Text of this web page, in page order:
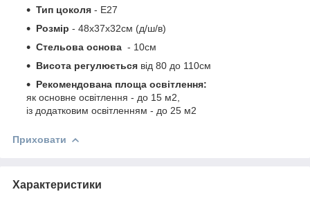
Тип цоколя - Е27
Розмір - 48х37х32см (д/ш/в)
Стельова основа - 10см
Висота регулюється від 80 до 110см
Рекомендована площа освітлення:
як основне освітлення - до 15 м2,
із додатковим освітленням - до 25 м2
Приховати
Характеристики